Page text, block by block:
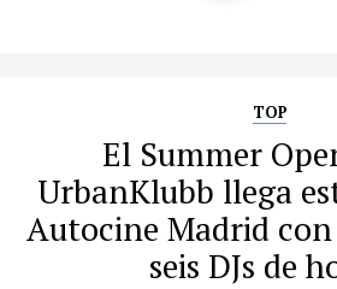
TOP
El Summer
UrbanKlubb llega
Autocine Madrid
seis DJs de